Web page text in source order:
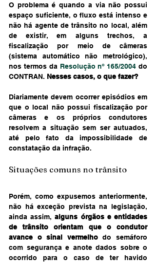
O problema é quando a via não possui
espaço suficiente, o fluxo está intenso e
não há agente de trânsito no local, além
de existir, em alguns trechos, a
fiscalização por meio de câmeras
(sistema automático não metrológico),
nos termos da Resolução nº 165/2004 do
CONTRAN. Nesses casos, o que fazer?
Diariamente devem ocorrer episódios em
que o local não possui fiscalização por
câmeras e os próprios condutores
resolvem a situação sem ser autuados,
até pelo fato da impossibilidade de
constatação da infração.
Situações comuns no trânsito
Porém, como expusemos anteriormente,
não há exceção prevista na legislação,
ainda assim, alguns órgãos e entidades
de trânsito orientam que o condutor
avance o sinal vermelho do semáforo
com segurança e anote dados sobre o
ocorrido para o caso de ter havido